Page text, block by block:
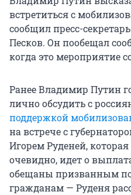
встретиться с
сообщил пресс-
Песков. Он пообещал
когда это мероприятие
Ранее Владимир Путин
лично обсудить с
поддержкой
на встрече с
Игорем Руденей,
очевидно, идет о
обещаны призванным
гражданам — Руденя